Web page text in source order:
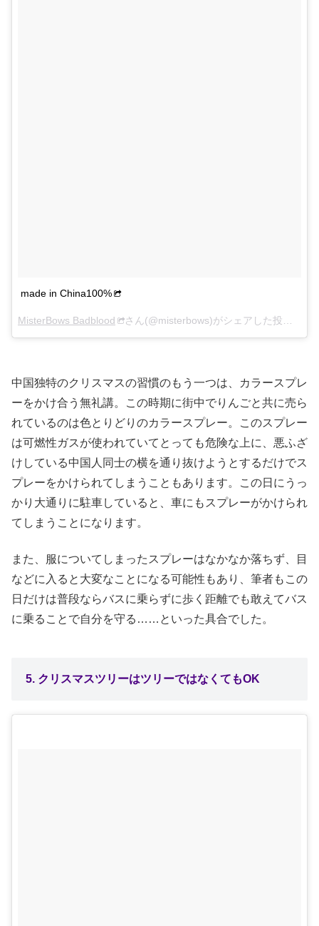
made in China100%
MisterBows Badblood さん(@misterbows)がシェアした投稿 –
中国独特のクリスマスの習慣のもう一つは、カラースプレ
ーをかけ合う無礼講。この時期に街中でりんごと共に売ら
れているのは色とりどりのカラースプレー。このスプレー
は可燃性ガスが使われていてとっても危険な上に、悪ふざ
けしている中国人同士の横を通り抜けようとするだけでス
プレーをかけられてしまうこともあります。この日にうっ
かり大通りに駐車していると、車にもスプレーがかけられ
てしまうことになります。
また、服についてしまったスプレーはなかなか落ちず、目
などに入ると大変なことになる可能性もあり、筆者もこの
日だけは普段ならバスに乗らずに歩く距離でも敢えてバス
に乗ることで自分を守る……といった具合でした。
5. クリスマスツリーはツリーではなくてもOK